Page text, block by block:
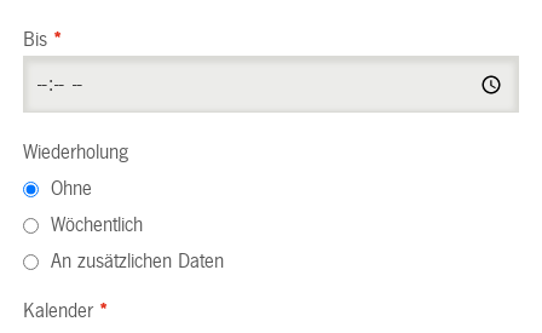
Bis *
Wiederholung
Ohne
Wöchentlich
An zusätzlichen Daten
Kalender *